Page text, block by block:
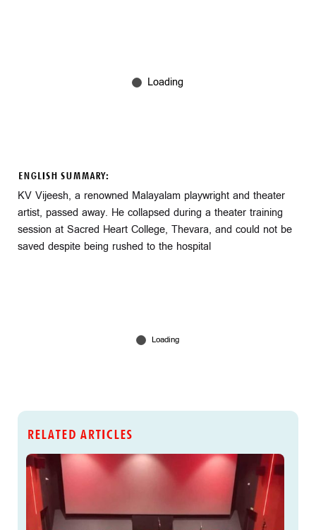
ENGLISH SUMMARY:
KV Vijeesh, a renowned Malayalam playwright and theater
artist, passed away. He collapsed during a theater training
session at Sacred Heart College, Thevara, and could not be
saved despite being rushed to the hospital
RELATED ARTICLES